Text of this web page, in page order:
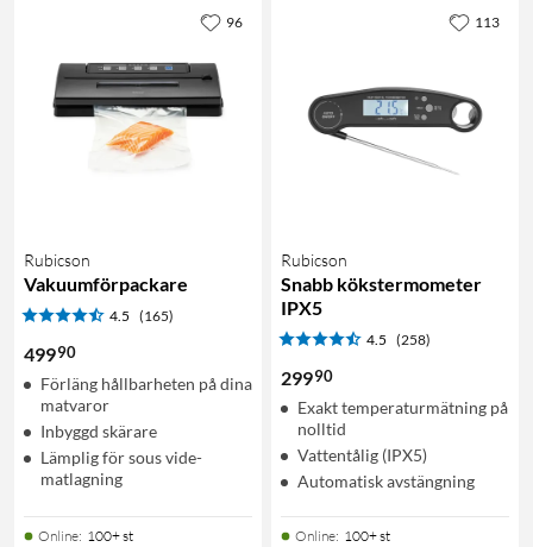
Rubicson
Vakuumförpackare
4.5 (165)
49990
Förläng hållbarheten på dina
matvaror
Inbyggd skärare
Lämplig för sous vide-
matlagning
Online: 100+ st
96
Rubicson
Snabb kökstermometer
IPX5
4.5 (258)
29990
Exakt temperaturmätning på
nolltid
Vattentålig (IPX5)
Automatisk avstängning
Online: 100+ st
113